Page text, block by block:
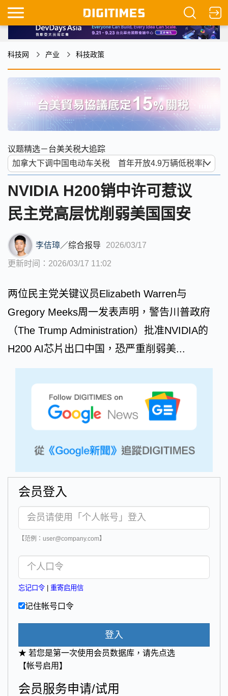
科技网 产业 科技政策
议题精选－台美关税大追踪
NVIDIA H200销中许可惹议
民主党高层忧削弱美国国安
李佶璋／综合报导 2026/03/17
更新时间：2026/03/17 11:02
两位民主党关键议员Elizabeth Warren与
Gregory Meeks周一发表声明，警告川普政府
（The Trump Administration）批准NVIDIA的
H200 AI芯片出口中国，恐严重削弱美...
会员登入
【范例：user@company.com】
忘记口令 重寄启用信
记住帐号口令
登入
★ 若您是第一次使用会员数据库，请先点选
【帐号启用】
会员服务申请/试用